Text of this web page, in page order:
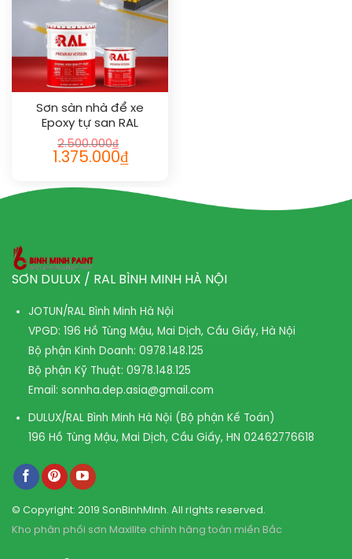
Sơn sàn nhà để xe
Epoxy tự san RAL
GARAGE GUARD SL 1015
2.500.000₫
1.375.000₫
SƠN DULUX / RAL BÌNH MINH HÀ NỘI
JOTUN/RAL Bình Minh Hà Nội
VPGD: 196 Hồ Tùng Mậu, Mai Dịch, Cầu Giấy, Hà Nội
Bộ phận Kinh Doanh: 0978.148.125
Bộ phận Kỹ Thuật: 0978.148.125
Email: sonnha.dep.asia@gmail.com
DULUX/RAL Bình Minh Hà Nội (Bộ phận Kế Toán)
196 Hồ Tùng Mậu, Mai Dịch, Cầu Giấy, HN 02462776618
© Copyright: 2019 SonBinhMinh. All rights reserved.
Kho phân phối sơn Maxilite chính hãng toàn miền Bắc